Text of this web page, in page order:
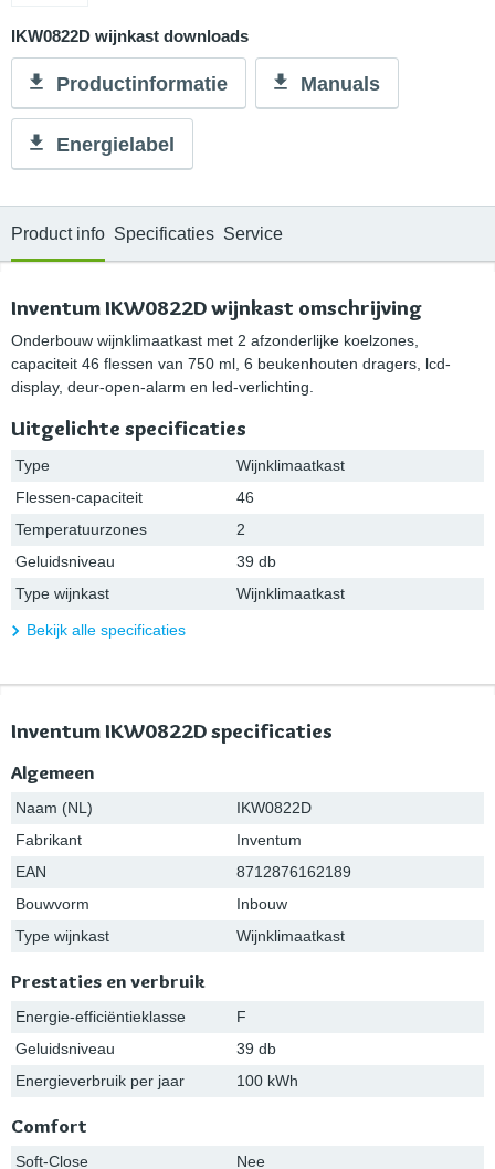
IKW0822D wijnkast downloads
Productinformatie Manuals
Energielabel
Product info Specificaties Service
Inventum IKW0822D wijnkast omschrijving
Onderbouw wijnklimaatkast met 2 afzonderlijke koelzones,
capaciteit 46 flessen van 750 ml, 6 beukenhouten dragers, lcd-
display, deur-open-alarm en led-verlichting.
Uitgelichte specificaties
Type
Wijnklimaatkast
Flessen-capaciteit
46
Temperatuurzones
2
Geluidsniveau
39 db
Type wijnkast
Wijnklimaatkast
Bekijk alle specificaties
Inventum IKW0822D specificaties
Algemeen
Naam (NL)
IKW0822D
Fabrikant
Inventum
EAN
8712876162189
Bouwvorm
Inbouw
Type wijnkast
Wijnklimaatkast
Prestaties en verbruik
Energie-efficiëntieklasse
F
Geluidsniveau
39 db
Energieverbruik per jaar
100 kWh
Comfort
Soft-Close
Nee